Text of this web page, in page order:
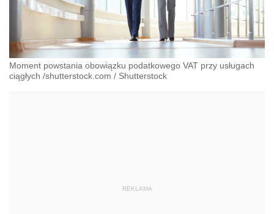
Moment powstania obowiązku podatkowego VAT przy usługach
ciągłych /shutterstock.com / Shutterstock